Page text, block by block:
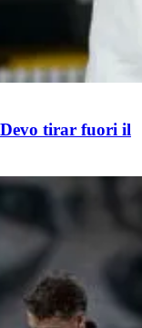
tirar fuori il